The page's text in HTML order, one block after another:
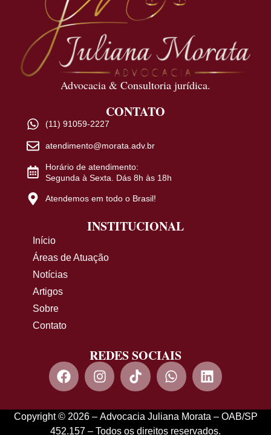
Advocacia & Consultoria jurídica.
CONTATO
(11) 91059-2227
atendimento@morata.adv.br
Horário de atendimento:
Segunda à Sexta. Dás 8h às 18h
Atendemos em todo o Brasil!
INSTITUCIONAL
Início
Áreas de Atuação
Notícias
Artigos
Sobre
Contato
REDES SOCIAIS
Copyright © 2026 – Advocacia Juliana Morata – OAB/SP
452.157 – Todos os direitos reservados.